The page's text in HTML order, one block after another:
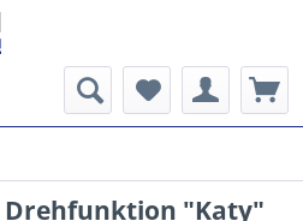
"Katy"